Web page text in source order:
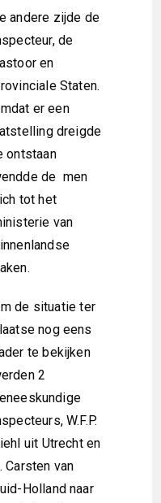
andere zijde de
de
en
Staten.
er een
dreigde
ontstaan
de men
tot het
van
de situatie ter
nog eens
te bekijken
2
W.F.P.
uit Utrecht en
Carsten van
Holland naar